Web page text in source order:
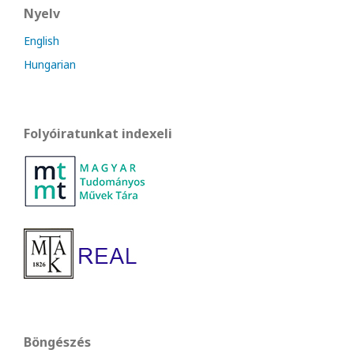
Nyelv
English
Hungarian
Folyóiratunkat indexeli
Böngészés